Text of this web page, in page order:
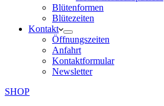
Blütenformen
Blütezeiten
Kontakt
Öffnungszeiten
Anfahrt
Kontaktformular
Newsletter
SHOP